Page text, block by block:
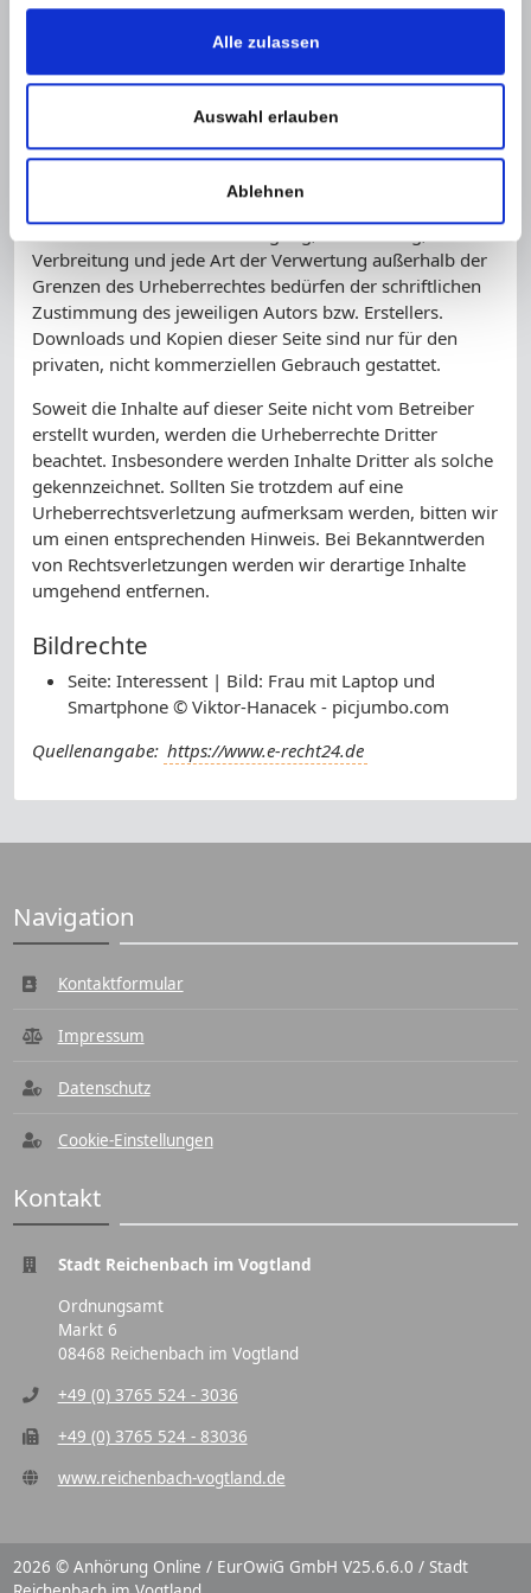
Alle zulassen
Auswahl erlauben
Ablehnen
von Rechtsverletzungen werden wir derartige Links
umgehend entfernen.
Urheberrecht
Die durch die Seitenbetreiber erstellten Inhalte und
Verbreitung und jede Art der Verwertung außerhalb der
Grenzen des Urheberrechtes bedürfen der schriftlichen
Zustimmung des jeweiligen Autors bzw. Erstellers.
Downloads und Kopien dieser Seite sind nur für den
privaten, nicht kommerziellen Gebrauch gestattet.
Soweit die Inhalte auf dieser Seite nicht vom Betreiber
erstellt wurden, werden die Urheberrechte Dritter
beachtet. Insbesondere werden Inhalte Dritter als solche
gekennzeichnet. Sollten Sie trotzdem auf eine
Urheberrechtsverletzung aufmerksam werden, bitten wir
um einen entsprechenden Hinweis. Bei Bekanntwerden
von Rechtsverletzungen werden wir derartige Inhalte
umgehend entfernen.
Bildrechte
Seite: Interessent | Bild: Frau mit Laptop und
Smartphone © Viktor-Hanacek - picjumbo.com
Quellenangabe: https://www.e-recht24.de
Navigation
Kontaktformular
Impressum
Datenschutz
Cookie-Einstellungen
Kontakt
Stadt Reichenbach im Vogtland
Ordnungsamt
Markt 6
08468 Reichenbach im Vogtland
+49 (0) 3765 524 - 3036
+49 (0) 3765 524 - 83036
www.reichenbach-vogtland.de
2026 © Anhörung Online / EurOwiG GmbH V25.6.6.0 / Stadt